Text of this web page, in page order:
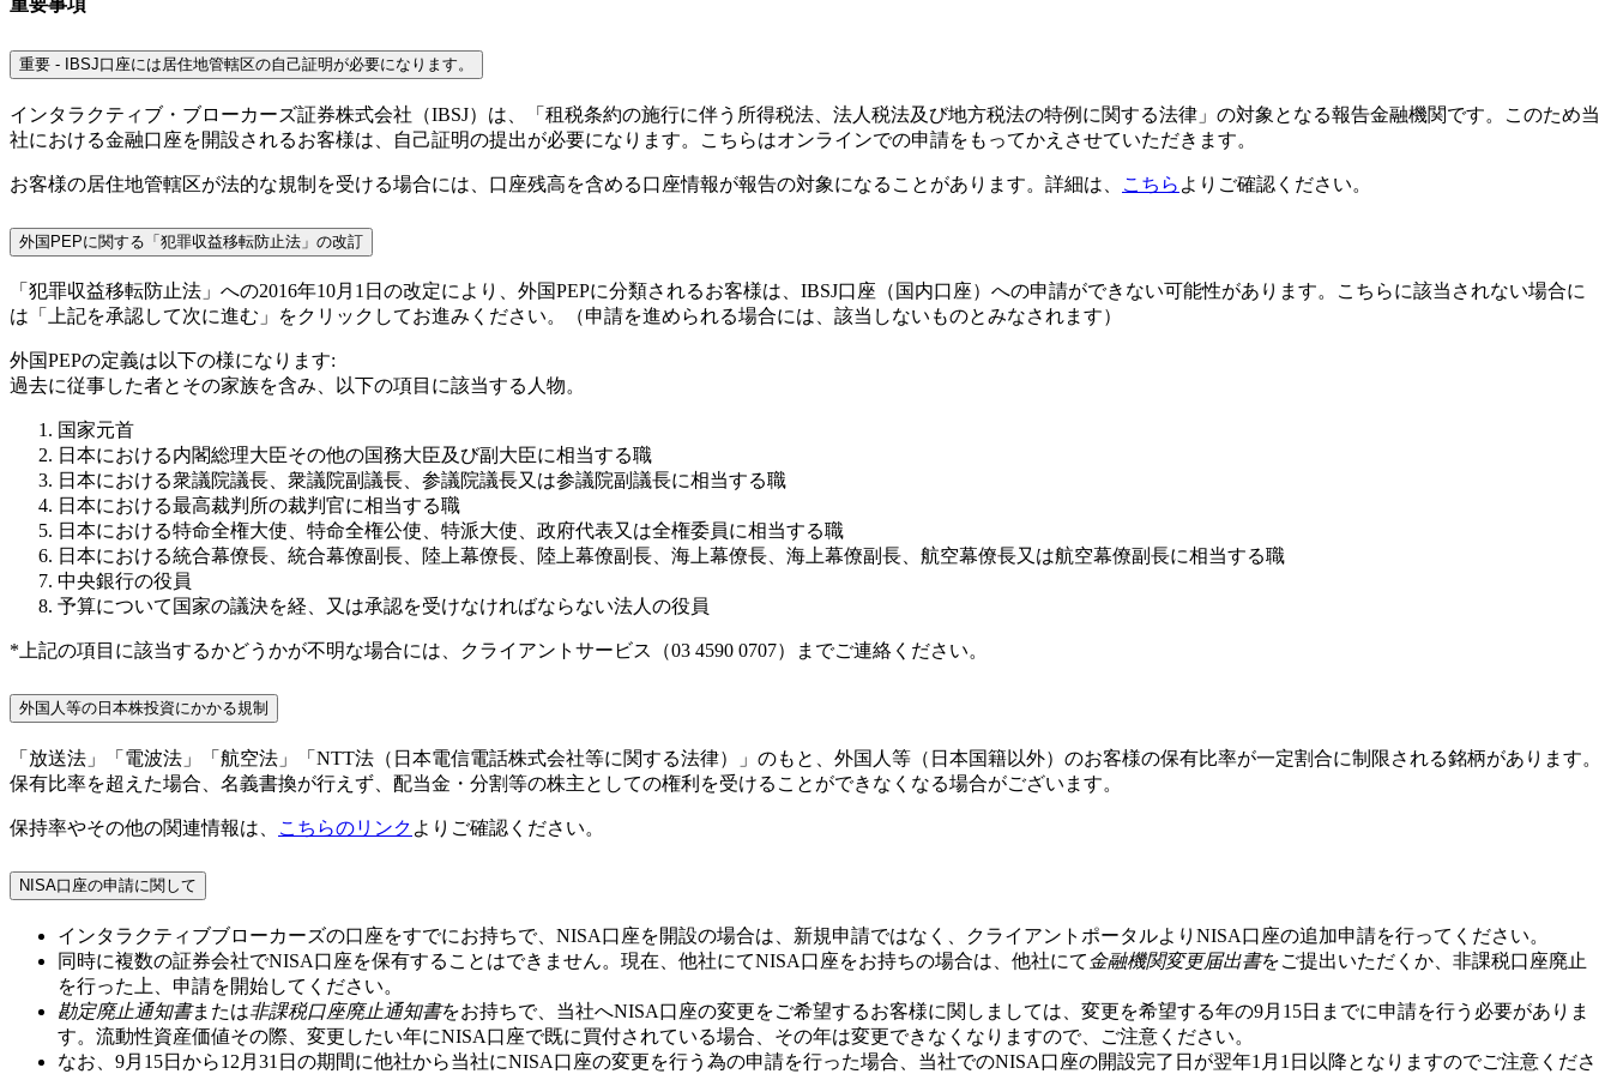
重要事項
重要 - IBSJ口座には居住地管轄区の自己証明が必要になります。
インタラクティブ・ブローカーズ証券株式会社（IBSJ）は、「租税条約の施行に伴う所得税法、法人税法及び地方税法の特例に関する法律」の対象となる報告金融機関です。このため当
社における金融口座を開設されるお客様は、自己証明の提出が必要になります。こちらはオンラインでの申請をもってかえさせていただきます。
お客様の居住地管轄区が法的な規制を受ける場合には、口座残高を含める口座情報が報告の対象になることがあります。詳細は、 こちら よりご確認ください。
外国PEPに関する「犯罪収益移転防止法」の改訂
「犯罪収益移転防止法」への2016年10月1日の改定により、外国PEPに分類されるお客様は、IBSJ口座（国内口座）への申請ができない可能性があります。こちらに該当されない場合に
は「上記を承認して次に進む」をクリックしてお進みください。（申請を進められる場合には、該当しないものとみなされます）
外国PEPの定義は以下の様になります:
過去に従事した者とその家族を含み、以下の項目に該当する人物。
国家元首
日本における内閣総理大臣その他の国務大臣及び副大臣に相当する職
日本における衆議院議長、衆議院副議長、参議院議長又は参議院副議長に相当する職
日本における最高裁判所の裁判官に相当する職
日本における特命全権大使、特命全権公使、特派大使、政府代表又は全権委員に相当する職
日本における統合幕僚長、統合幕僚副長、陸上幕僚長、陸上幕僚副長、海上幕僚長、海上幕僚副長、航空幕僚長又は航空幕僚副長に相当する職
中央銀行の役員
予算について国家の議決を経、又は承認を受けなければならない法人の役員
*上記の項目に該当するかどうかが不明な場合には、クライアントサービス（03 4590 0707）までご連絡ください。
外国人等の日本株投資にかかる規制
「放送法」「電波法」「航空法」「NTT法（日本電信電話株式会社等に関する法律）」のもと、外国人等（日本国籍以外）のお客様の保有比率が一定割合に制限される銘柄があります。
保有比率を超えた場合、名義書換が行えず、配当金・分割等の株主としての権利を受けることができなくなる場合がございます。
保持率やその他の関連情報は、 こちらのリンク よりご確認ください。
NISA口座の申請に関して
インタラクティブブローカーズの口座をすでにお持ちで、NISA口座を開設の場合は、新規申請ではなく、クライアントポータルよりNISA口座の追加申請を行ってください。
同時に複数の証券会社でNISA口座を保有することはできません。現在、他社にてNISA口座をお持ちの場合は、他社にて 金融機関変更届出書をご提出いただくか、非課税口座廃止
を行った上、申請を開始してください。
勘定廃止通知書または非課税口座廃止通知書をお持ちで、当社へNISA口座の変更をご希望するお客様に関しましては、変更を希望する年の9月15日 までに申請を行う必要がありま
す。流動性資産価値その際、変更したい年にNISA口座で既に買付されている場合、その年は変更できなくなりますので、ご注意ください。
なお、 9月15日から12月31日 の期間に他社から当社にNISA口座の変更を行う為の申請を行った場合、当社でのNISA口座の開設完了日が翌年1月1日 以降となりますのでご注意くださ